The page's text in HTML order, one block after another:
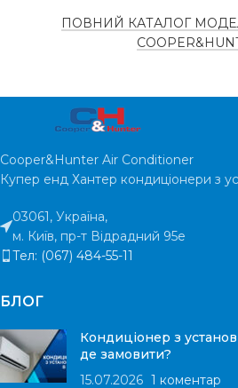
ПОВНИЙ КАТАЛОГ
Cooper&Hunter Air Conditioner
Купер енд Хантер кондиціонери з
03061, Україна,
м. Київ, пр-т Відрадний 95е
Тел: (067) 484-55-11
БЛОГ
Кондиціонер з
де замовити?
15.07.2026 1 коментар